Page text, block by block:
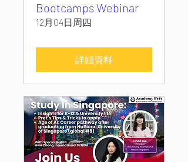
Bootcamps Webinar
12月04日周四
詳細資料